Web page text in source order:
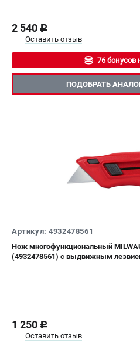
2 540 c
Оставить отзыв
76 бонусов
ПОДОБРАТЬ
Артикул: 4932478561
Нож многофункциональный
(4932478561) с выдвижным
1 250 c
Оставить отзыв